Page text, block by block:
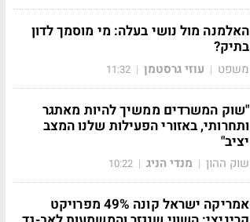
האלמנה מול נושי בעלה: מי מוסמך לדון
בתיק?
משפט | עוזי גרסטמן |
11:32
"שוק המשרדים ממשיך להיות מאתגר
ותחרותי, באזורי הפעילות שלנו המצב
יציב"
שוק ההון | מנדי הניג |
10:22
אמריקה ישראל קונה 49% מפרויקט